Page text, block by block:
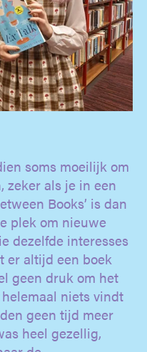
soms moeilijk om
zeker als je in een
Books’ is dan
plek om nieuwe
dezelfde interesses
er altijd een boek
geen druk om het
niets vindt
geen tijd meer
heel gezellig,